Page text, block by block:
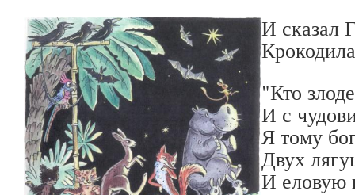
И сказал
"Кто
И с
Я тому
Двух
И